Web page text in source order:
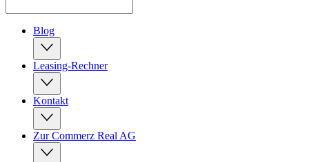
Blog
Leasing-Rechner
Kontakt
Zur Commerz Real AG